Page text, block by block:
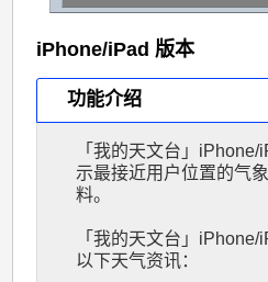
iPhone/iPad 版本
功能介绍
「我的天文台」
示最接近用户位置的气
料。
「我的天文台」
以下天气资讯：